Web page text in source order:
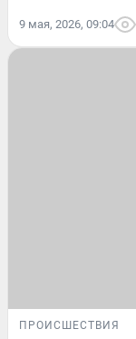
9 мая, 2026, 09:04
ПРОИСШЕСТВИЯ